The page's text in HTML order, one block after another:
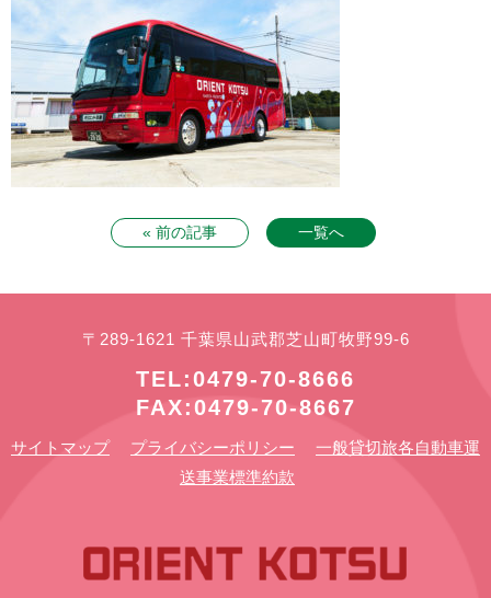
« 前の記事 一覧へ
〒289-1621 千葉県山武郡芝山町牧野99-6
TEL:0479-70-8666
FAX:0479-70-8667
サイトマップ プライバシーポリシー
一般貸切旅各自動車運
送事業標準約款